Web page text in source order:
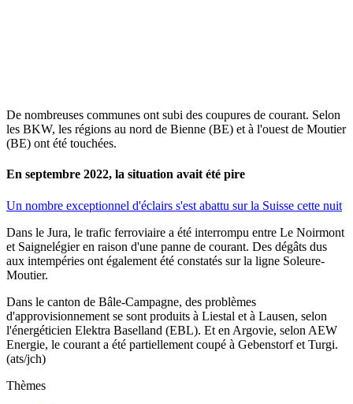
De nombreuses communes ont subi des coupures de courant. Selon
les BKW, les régions au nord de Bienne (BE) et à l'ouest de Moutier
(BE) ont été touchées.
En septembre 2022, la situation avait été pire
Un nombre exceptionnel d'éclairs s'est abattu sur la Suisse cette nuit
Dans le Jura, le trafic ferroviaire a été interrompu entre Le Noirmont
et Saignelégier en raison d'une panne de courant. Des dégâts dus
aux intempéries ont également été constatés sur la ligne Soleure-
Moutier.
Dans le canton de Bâle-Campagne, des problèmes
d'approvisionnement se sont produits à Liestal et à Lausen, selon
l'énergéticien Elektra Baselland (EBL). Et en Argovie, selon AEW
Energie, le courant a été partiellement coupé à Gebenstorf et Turgi.
(ats/jch)
Thèmes